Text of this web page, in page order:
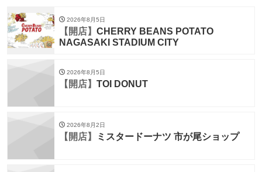
2026年8月5日
【開店】 CHERRY BEANS POTATO
NAGASAKI STADIUM CITY
2026年8月5日
【開店】 TOI DONUT
2026年8月2日
【開店】 ミスタードーナツ 市が尾ショップ